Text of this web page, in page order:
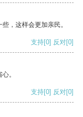
，这样会更加亲民。
支持[0] 反对[0]
。
支持[0] 反对[0]